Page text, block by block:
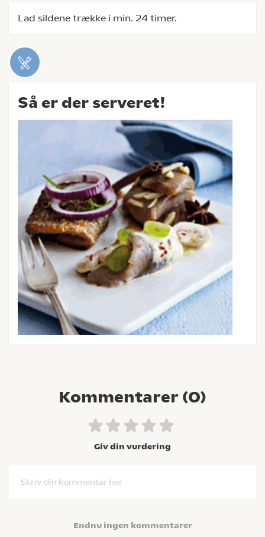
Lad sildene trække i min. 24 timer.
Så er der serveret!
Kommentarer (0)
Giv din vurdering
Skriv din kommentar her
Endnu ingen kommentarer